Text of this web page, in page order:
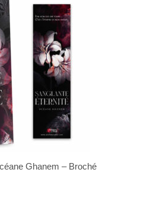
Ghanem – Broché